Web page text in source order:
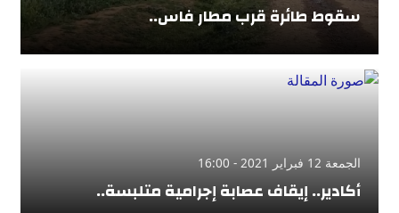
سقوط طائرة قرب مطار فاس..
الجمعة 12 فبراير 2021 - 16:00
أكادير.. إيقاف عصابة إجرامية متلبسة..